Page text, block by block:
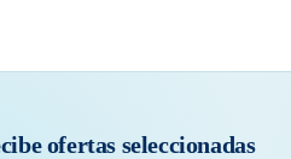
ofertas seleccionadas